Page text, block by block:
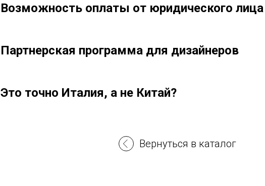
Возможность оплаты от юридического лица
Партнерская программа для дизайнеров
Это точно Италия, а не Китай?
Вернуться в каталог